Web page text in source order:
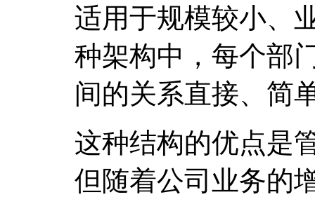
适用于规模较小、
种架构中，每个部
间的关系直接、简
这种结构的优点是
但随着公司业务的